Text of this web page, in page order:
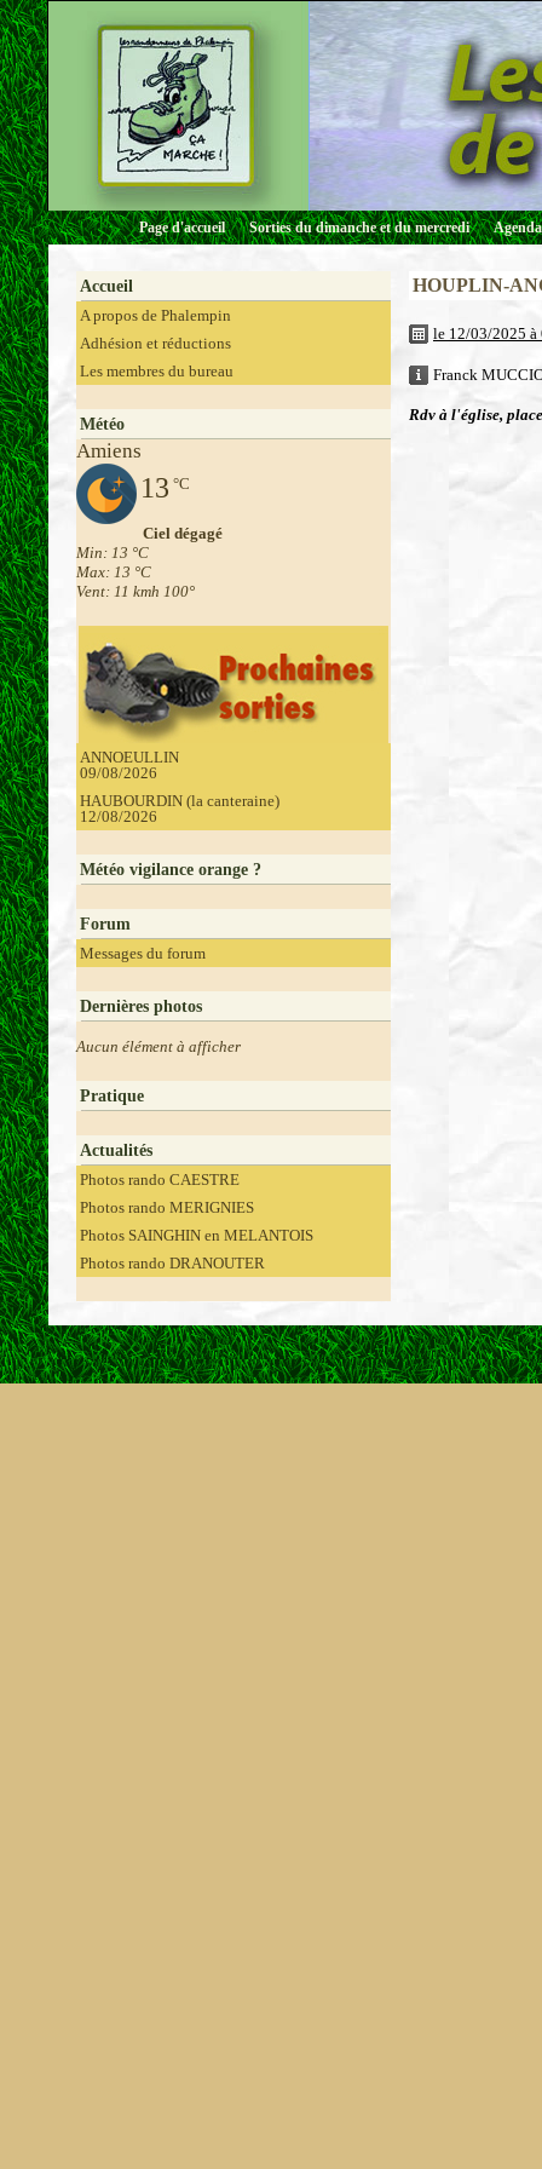
Page d'accueil Sorties du dimanche et du mercredi
Accueil
A propos de Phalempin
Adhésion et réductions
Les membres du bureau
Météo
Amiens
13 °C
Ciel dégagé
Min: 13 °C
Max: 13 °C
Vent: 11 kmh 100°
ANNOEULLIN
09/08/2026
HAUBOURDIN (la canteraine)
12/08/2026
Météo vigilance orange ?
Forum
Messages du forum
Dernières photos
Aucun élément à afficher
Pratique
Actualités
Photos rando CAESTRE
Photos rando MERIGNIES
Photos SAINGHIN en MELANTOIS
Photos rando DRANOUTER
HOUPLIN-
le 12/03/2025 à
Franck
Rdv à l'église,